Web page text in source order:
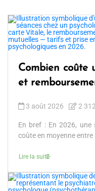
Combien coûte
et
3 août 2026 2
En bref : En 2026, une
coûte en moyenne
Lire la suite